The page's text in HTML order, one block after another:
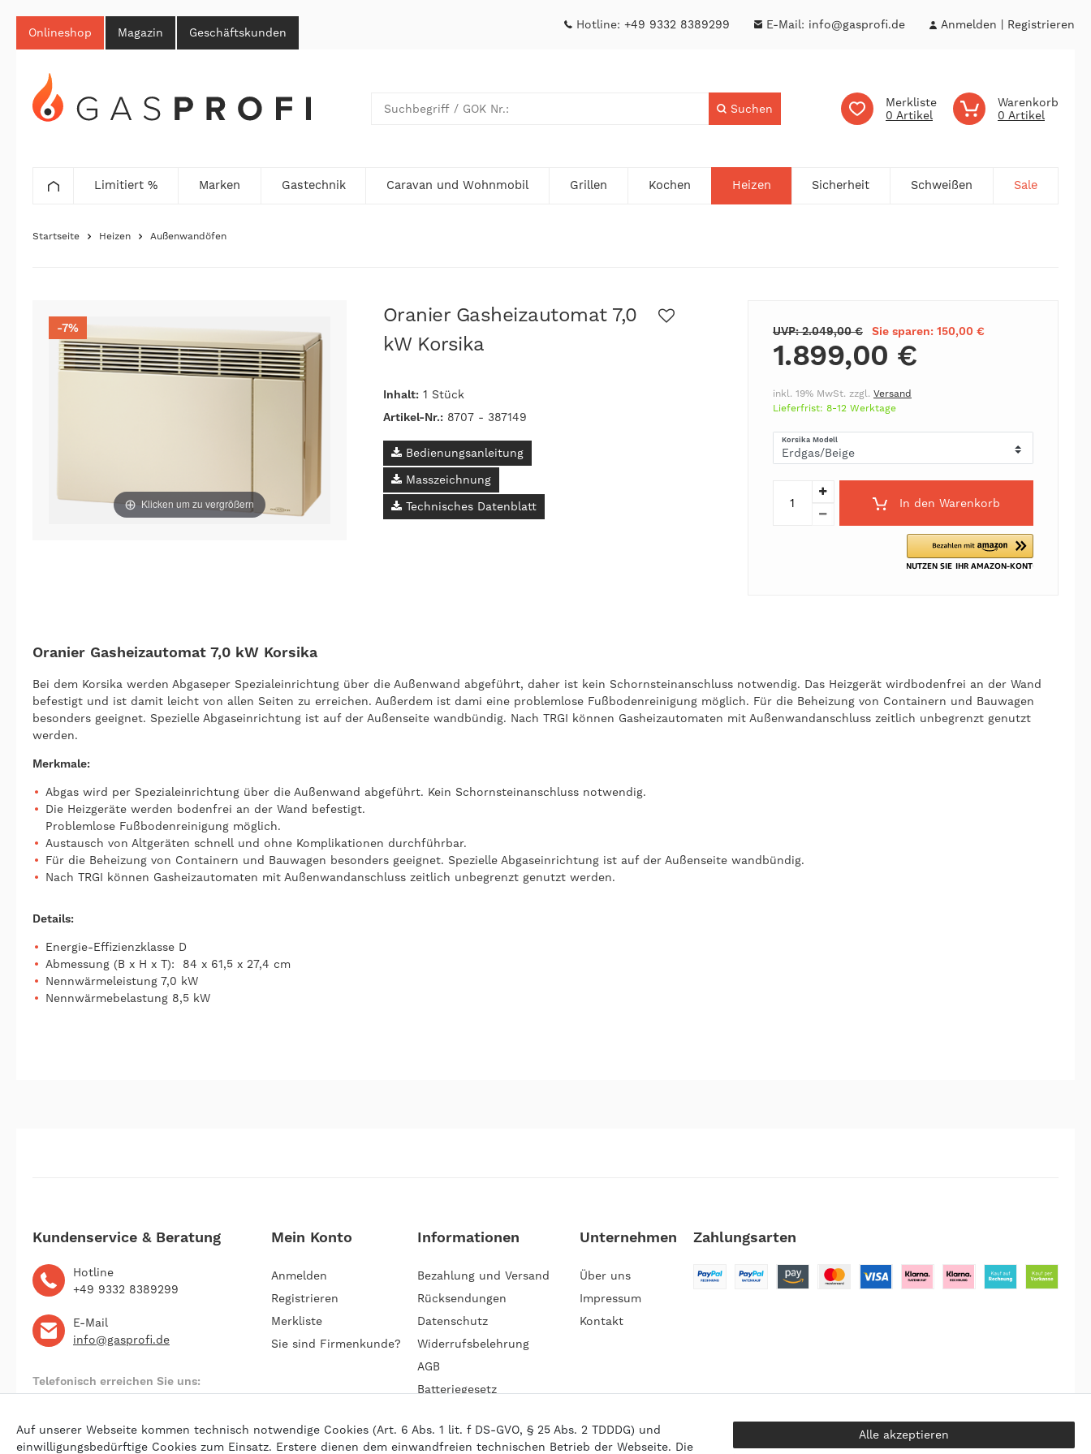
Onlineshop Magazin Geschäftskunden
Hotline: +49 9332 8389299 E-Mail: info@gasprofi.de Anmelden Registrieren
Merkliste
0
Warenkorb
0
Suchen
Limitiert % Marken Gastechnik Caravan und Wohnmobil Grillen Kochen Heizen Sicherheit Schweißen Sale
Startseite Heizen Außenwandöfen
Klicken um zu vergrößern
-7%
Oranier Gasheizautomat 7,0
kW Korsika
Inhalt:1 Stück
Artikel-Nr.:8707 - 387149
Bedienungsanleitung
Masszeichnung
Technisches Datenblatt
UVP: 2.049,00 € Sie sparen: 150,00 €
1.899,00 €
Korsika Modell
In den Warenkorb
inkl. 19% MwSt. zzgl. Versand
Lieferfrist: 8-12 Werktage
Oranier Gasheizautomat 7,0 kW Korsika
Bei dem Korsika werden Abgaseper Spezialeinrichtung über die Außenwand abgeführt, daher ist kein Schornsteinanschluss notwendig. Das Heizgerät wirdbodenfrei an der Wand
befestigt und ist damit leicht von allen Seiten zu erreichen. Außerdem ist dami eine problemlose Fußbodenreinigung möglich. Für die Beheizung von Containern und Bauwagen
besonders geeignet. Spezielle Abgaseinrichtung ist auf der Außenseite wandbündig. Nach TRGI können Gasheizautomaten mit Außenwandanschluss zeitlich unbegrenzt genutzt
werden.
Merkmale:
Abgas wird per Spezialeinrichtung über die Außenwand abgeführt. Kein Schornsteinanschluss notwendig.
Die Heizgeräte werden bodenfrei an der Wand befestigt.
Problemlose Fußbodenreinigung möglich.
Austausch von Altgeräten schnell und ohne Komplika­tionen durchführbar.
Für die Beheizung von Containern und Bauwagen besonders geeignet. Spezielle Abgaseinrichtung ist auf der Außenseite wandbündig.
Nach TRGI können Gasheizautomaten mit Außenwandanschluss zeitlich unbegrenzt genutzt werden.
Details:
Energie-Effizienzklasse D
Abmessung (B x H x T): 84 x 61,5 x 27,4 cm
Nennwärmeleistung 7,0 kW
Nennwärmebelastung 8,5 kW
Kundenservice & Beratung
Hotline
+49 9332 8389299
E-Mail
info@gasprofi.de
Telefonisch erreichen Sie uns:
Montag bis Freitag 09:00 bis 22:00 Uhr
Mein Konto
Anmelden
Registrieren
Merkliste
Sie sind Firmenkunde?
Informationen
Bezahlung und Versand
Rücksendungen
Datenschutz
Widerrufsbelehrung
AGB
Batteriegesetz
Unternehmen
Über uns
Impressum
Kontakt
Zahlungsarten
Auf unserer Webseite kommen technisch notwendige Cookies (Art. 6 Abs. 1 lit. f DS-GVO, § 25 Abs. 2 TDDDG) und
einwilligungsbedürftige Cookies zum Einsatz. Erstere dienen dem einwandfreien technischen Betrieb der Webseite. Die
Alle akzeptieren